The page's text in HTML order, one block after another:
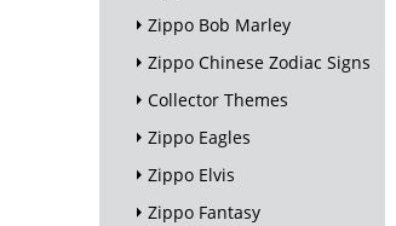
Zippo Bob Marley
Zippo Chinese Zodiac Signs
Collector Themes
Zippo Eagles
Zippo Elvis
Zippo Fantasy